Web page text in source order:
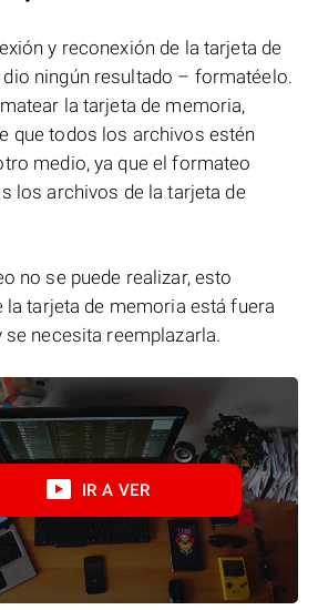
y reconexión de la tarjeta de
ningún resultado – formatéelo.
la tarjeta de memoria,
que todos los archivos estén
medio, ya que el formateo
los archivos de la tarjeta de
no se puede realizar, esto
la tarjeta de memoria está fuera
se necesita reemplazarla.
IR A VER